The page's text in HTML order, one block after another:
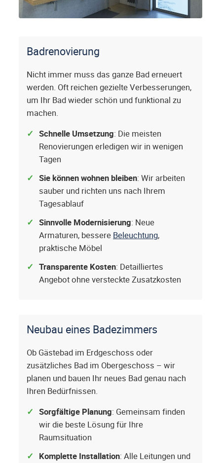
Badrenovierung
Nicht immer muss das ganze Bad erneuert
werden. Oft reichen gezielte Verbesserungen,
um Ihr Bad wieder schön und funktional zu
machen.
Schnelle Umsetzung: Die meisten
Renovierungen erledigen wir in wenigen
Tagen
Sie können wohnen bleiben: Wir arbeiten
sauber und richten uns nach Ihrem
Tagesablauf
Sinnvolle Modernisierung: Neue
Armaturen, bessere Beleuchtung,
praktische Möbel
Transparente Kosten: Detailliertes
Angebot ohne versteckte Zusatzkosten
Neubau eines Badezimmers
Ob Gästebad im Erdgeschoss oder
zusätzliches Bad im Obergeschoss – wir
planen und bauen Ihr neues Bad genau nach
Ihren Bedürfnissen.
Sorgfältige Planung: Gemeinsam finden
wir die beste Lösung für Ihre
Raumsituation
Komplette Installation: Alle Leitungen und